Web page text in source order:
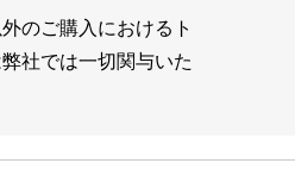
のご購入におけるト
社では一切関与いた